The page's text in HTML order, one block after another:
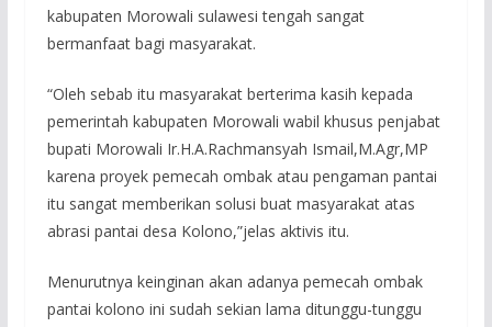
kabupaten Morowali sulawesi tengah sangat
bermanfaat bagi masyarakat.
“Oleh sebab itu masyarakat berterima kasih kepada
pemerintah kabupaten Morowali wabil khusus penjabat
bupati Morowali Ir.H.A.Rachmansyah Ismail,M.Agr,MP
karena proyek pemecah ombak atau pengaman pantai
itu sangat memberikan solusi buat masyarakat atas
abrasi pantai desa Kolono,”jelas aktivis itu.
Menurutnya keinginan akan adanya pemecah ombak
pantai kolono ini sudah sekian lama ditunggu-tunggu